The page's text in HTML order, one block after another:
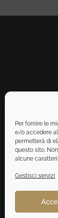
Per fornire le
e/o accedere
permetterà di
questo sito.
alcune
Gestisci servizi